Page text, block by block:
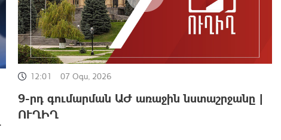
12:01 07 Օգս, 2026
9-րդ գումարման ԱԺ առաջին նստաշրջանը |
ՈՒՂԻՂ